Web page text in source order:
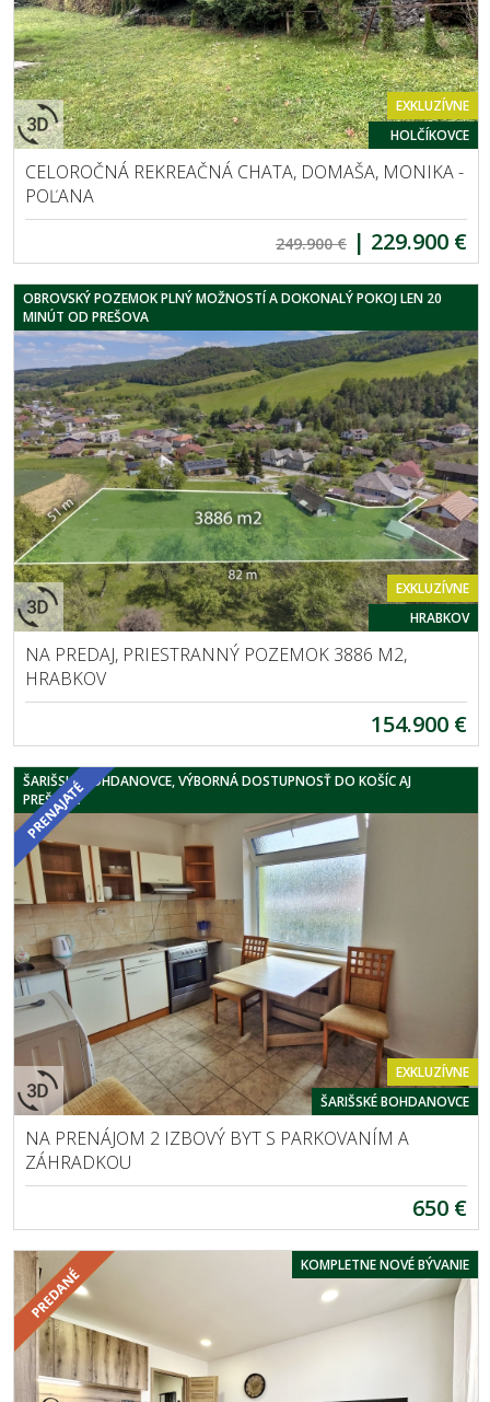
EXKLUZÍVNE
HOLČÍKOVCE
CELOROČNÁ REKREAČNÁ CHATA, DOMAŠA, MONIKA -
POĽANA
249.900 € | 229.900 €
OBROVSKÝ POZEMOK PLNÝ MOŽNOSTÍ A DOKONALÝ POKOJ LEN 20
MINÚT OD PREŠOVA
EXKLUZÍVNE
HRABKOV
NA PREDAJ, PRIESTRANNÝ POZEMOK 3886 M2,
HRABKOV
154.900 €
ŠARIŠSKÉ BOHDANOVCE, VÝBORNÁ DOSTUPNOSŤ DO KOŠÍC AJ
PREŠOVA
EXKLUZÍVNE
ŠARIŠSKÉ BOHDANOVCE
NA PRENÁJOM 2 IZBOVÝ BYT S PARKOVANÍM A
ZÁHRADKOU
650 €
KOMPLETNE NOVÉ BÝVANIE